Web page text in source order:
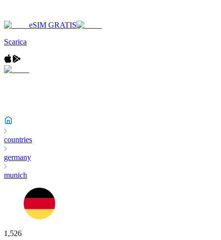
eSIM GRATIS
Scarica
countries
germany
munich
1,526